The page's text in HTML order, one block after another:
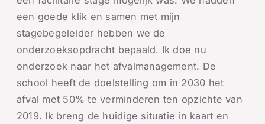
een goede klik en samen met mijn
stagebegeleider hebben we de
onderzoeksopdracht bepaald. Ik doe nu
onderzoek naar het afvalmanagement. De
school heeft de doelstelling om in 2030 het
afval met 50% te verminderen ten opzichte van
2019. Ik breng de huidige situatie in kaart en